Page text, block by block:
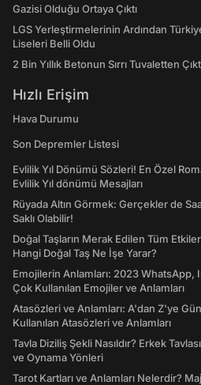
Gazisi Olduğu Ortaya Çıktı
LGS Yerleştirmelerinin Ardından
Liseleri Belli Oldu
2 Bin Yıllık Betonun Sırrı Tuvaletten
Hızlı Erişim
Hava Durumu
Son Depremler Listesi
Evlilik Yıl Dönümü Sözleri! En Özel
Evlilik Yıl dönümü Mesajları
Rüyada Altın Görmek: Gerçekler de
Saklı Olabilir!
Doğal Taşların Merak Edilen Tüm
Hangi Doğal Taş Ne İşe Yarar?
Emojilerin Anlamları: 2023 WhatsApp,
Çok Kullanılan Emojiler ve Anlamları
Atasözleri ve Anlamları: A'dan Z'ye
Kullanılan Atasözleri ve Anlamları
Tavla Diziliş Şekli Nasıldır? Erkek
ve Oynama Yönleri
Tarot Kartları ve Anlamları Nelerdir?